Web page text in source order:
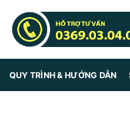
QUY TRÌNH & HƯỚNG DẪN